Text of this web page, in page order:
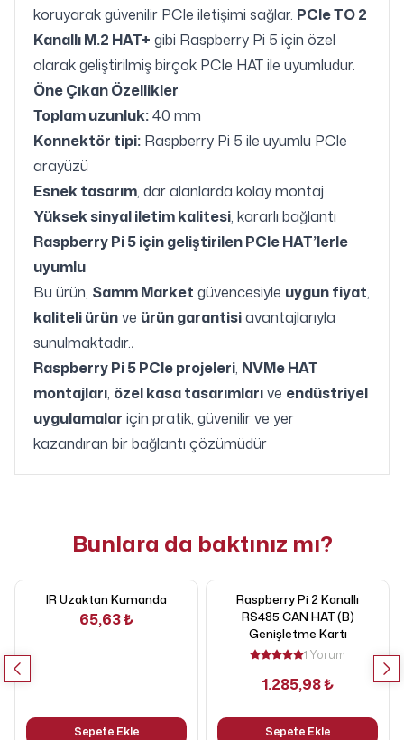
koruyarak güvenilir PCIe iletişimi sağlar. PCIe TO 2
Kanallı M.2 HAT+ gibi Raspberry Pi 5 için özel
olarak geliştirilmiş birçok PCIe HAT ile uyumludur.
Öne Çıkan Özellikler
Toplam uzunluk:40 mm
Konnektör tipi: Raspberry Pi 5 ile uyumlu PCIe
arayüzü
Esnek tasarım, dar alanlarda kolay montaj
Yüksek sinyal iletim kalitesi, kararlı bağlantı
Raspberry Pi 5 için geliştirilen PCIe HAT’lerle
uyumlu
Bu ürün, Samm Market güvencesiyle uygun fiyat,
kaliteli ürünve ürün garantisiavantajlarıyla
sunulmaktadır..
Raspberry Pi 5 PCIe projeleri, NVMe HAT
montajları, özel kasa tasarımlarıve endüstriyel
uygulamalar için pratik, güvenilir ve yer
kazandıran bir bağlantı çözümüdür
Bunlara da baktınız mı?
IR Uzaktan Kumanda
65,63 ₺
Sepete Ekle
Raspberry Pi 2 Kanallı
RS485 CAN HAT (B)
Genişletme Kartı
1 Yorum
1.285,98 ₺
Sepete Ekle